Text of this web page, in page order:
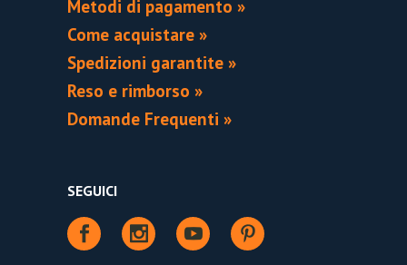
Metodi di pagamento »
Come acquistare »
Spedizioni garantite »
Reso e rimborso »
Domande Frequenti »
SEGUICI